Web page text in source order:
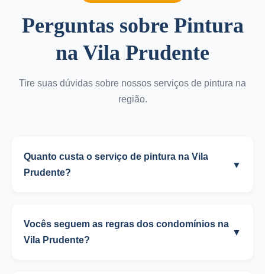
Perguntas sobre Pintura
na Vila Prudente
Tire suas dúvidas sobre nossos serviços de pintura na
região.
Quanto custa o serviço de pintura na Vila
Prudente?
▼
Vocês seguem as regras dos condomínios na
Vila Prudente?
▼